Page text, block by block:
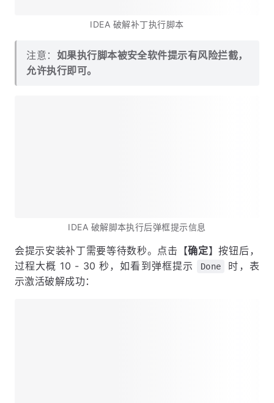
IDEA 破解补丁执行脚本
注意： 如果执行脚本被安全软件提示有风险拦截，
允许执行即可。
IDEA 破解脚本执行后弹框提示信息
会提示安装补丁需要等待数秒。点击【确定】按钮后，
过程大概 10 - 30 秒，如看到弹框提示
Done
时，表
示激活破解成功：